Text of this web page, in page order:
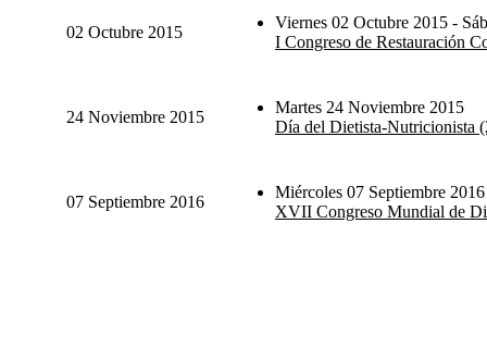
02 Octubre 2015
Viernes 02 Octubre 2015 -
I Congreso de Restauración
24 Noviembre 2015
Martes 24 Noviembre 2015
Día del Dietista-Nutricionista
07 Septiembre 2016
Miércoles 07 Septiembre
XVII Congreso Mundial de